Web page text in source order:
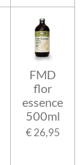
FMD
flor
essence
500ml
€ 26,95